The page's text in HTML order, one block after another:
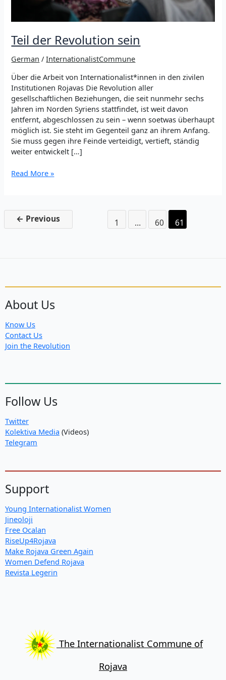
Teil der Revolution sein
German /InternationalistCommune
Über die Arbeit von Internationalist*innen in den zivilen
Institutionen Rojavas Die Revolution aller
gesellschaftlichen Beziehungen, die seit nunmehr sechs
Jahren im Norden Syriens stattfindet, ist weit davon
entfernt, abgeschlossen zu sein – wenn soetwas überhaupt
möglich ist. Sie steht im Gegenteil ganz an ihrem Anfang.
Sie muss gegen ihre Feinde verteidigt, vertieft, ständig
weiter entwickelt […]
Teil
Read More »
← Previous 1 … 60 61
About Us
Know Us
Contact Us
Join the Revolution
Follow Us
Twitter
Kolektiva Media (Videos)
Telegram
Support
Young Internationalist Women
Jineoloji
Free Ocalan
RiseUp4Rojava
Make Rojava Green Again
Women Defend Rojava
Revista Legerin
The Internationalist Commune of
Rojava